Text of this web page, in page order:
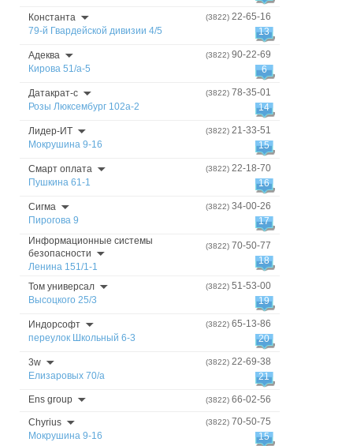
Константа
79-й Гвардейской дивизии 4/5
(3822) 22-65-16
13
Адеква
Кирова 51/а-5
(3822) 90-22-69
6
Датакрат-с
Розы Люксембург 102а-2
(3822) 78-35-01
14
Лидер-ИТ
Мокрушина 9-16
(3822) 21-33-51
15
Смарт оплата
Пушкина 61-1
(3822) 22-18-70
16
Сигма
Пирогова 9
(3822) 34-00-26
17
Информационные системы
безопасности
Ленина 151/1-1
(3822) 70-50-77
18
Том универсал
Высоцкого 25/3
(3822) 51-53-00
19
Индорсофт
переулок Школьный 6-3
(3822) 65-13-86
20
3w
Елизаровых 70/а
(3822) 22-69-38
21
Ens group (3822) 66-02-56
Chyrius
Мокрушина 9-16
(3822) 70-50-75
15